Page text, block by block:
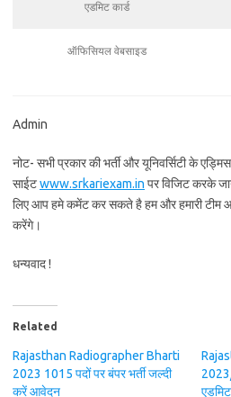
एडमिट कार्ड
ऑफिसियल वेबसाइड
Admin
नोट- सभी प्रकार की भर्ती और यूनिवर्सिटी के
साईटwww.srkariexam.in पर विजिट करके
लिए आप हमे कमेंट कर सकते है हम और हमारी टीम
करेंगे।
धन्यवाद !
Related
Rajasthan Radiographer Bharti
2023 1015 पदों पर बंपर भर्ती जल्दी
करें आवेदन